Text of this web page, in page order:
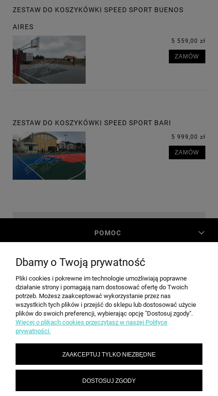
ZESTAW DO KOSZYKÓWKI SPEED SPORT BUENOS
AIRES
5 559,00 zł
ZAMÓW
ZESTAW DO KOSZYKÓWKI SPEED SPORT BARI
5 999,00 zł
ZAMÓW
POMOC
MOJE KONTO
PŁATNOŚCI I DOSTAWA
INFORMACJE
O NAS
SPEED grupa Sp. z o.o. | ul. Parkowa 12, 05-200 Wołomin |sekretariat@spd.pl
Dbamy o Twoją prywatność
Pliki cookies i pokrewne im technologie umożliwiają poprawne
działanie strony i pomagają nam dostosować ofertę do Twoich
potrzeb. Możesz zaakceptować wykorzystanie przez nas
wszystkich tych plików i przejść do sklepu lub dostosować użycie
plików do swoich preferencji, wybierając opcję "Dostosuj zgody".
Więcej o plikach cookies przeczytasz w naszej Polityce
prywatności.
ZAAKCEPTUJ TYLKO NIEZBĘDNE
DOSTOSUJ ZGODY